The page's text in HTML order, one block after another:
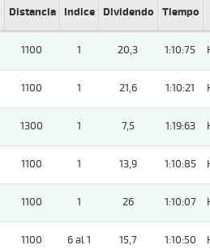
Distancia Indice Dividendo Tiempo
1100 1 20,3 1:10:75
1100 1 21,6 1:10:21
1300 1 7,5 1:19:63
1100 1 13,9 1:10:85
1100 1 26 1:10:07
1100 6 al 1 15,7 1:10:50